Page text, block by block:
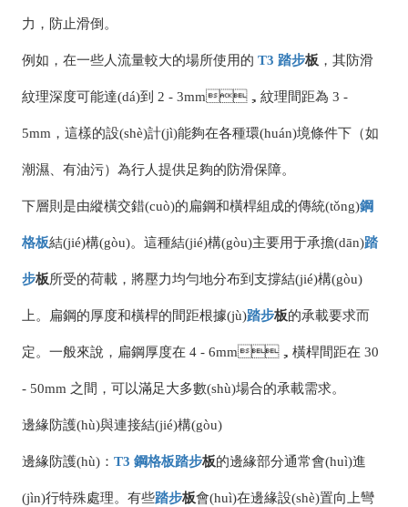
力，防止滑倒。
例如，在一些人流量較大的場所使用的T3 踏步板 ，其防滑
紋理深度可能達(dá)到 2 - 3mm，紋理間距為 3 -
5mm，這樣的設(shè)計(jì)能夠在各種環(huán)境條件下（如
潮濕、有油污）為行人提供足夠的防滑保障。
下層則是由縱橫交錯(cuò)的扁鋼和橫桿組成的傳統(tǒng)鋼
格板結(jié)構(gòu)。這種結(jié)構(gòu)主要用于承擔(dān)踏
步板所受的荷載，將壓力均勻地分布到支撐結(jié)構(gòu)
上。扁鋼的厚度和橫桿的間距根據(jù)踏步板的承載要求而
定。一般來說，扁鋼厚度在 4 - 6mm，橫桿間距在 30
- 50mm 之間，可以滿足大多數(shù)場合的承載需求。
邊緣防護(hù)與連接結(jié)構(gòu)
邊緣防護(hù)：T3 鋼格板踏步板的邊緣部分通常會(huì)進
(jìn)行特殊處理。有些踏步板會(huì)在邊緣設(shè)置向上彎